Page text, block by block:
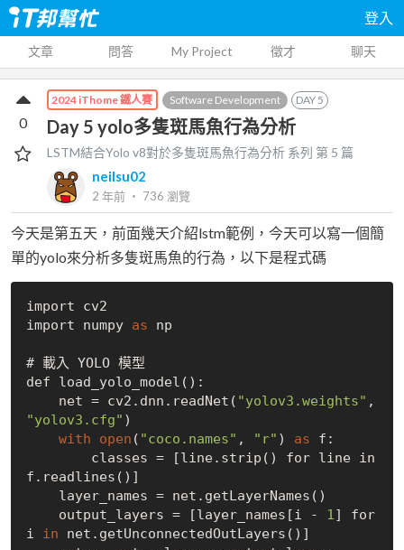
登入
文章 問答 My Project 徵才 聊天
2024 iThome 鐵人賽 Software Development DAY5
Day 5 yolo多隻斑馬魚行為分析
LSTM結合Yolo v8對於多隻斑馬魚行為分析 系列 第 5 篇
neilsu02
2 年前 ‧ 736 瀏覽
0
今天是第五天，前面幾天介紹lstm範例，今天可以寫一個簡
單的yolo來分析多隻斑馬魚的行為，以下是程式碼
import cv2
import numpy as np
# 載入 YOLO 模型
def load _yolo_model() :
    net = cv2.dnn.read
Net( "yolov3.weights"
"yolov3.cfg" )
with
open ( "coco.names" , "r" ) as f:
        classes =
[line. strip () for line in
f . readlines ()]
    layer_names = net.get
LayerNames()
    output_layers =
[layer_names [i - 1]
for
i in net.getUnconnectedOutLayers() ]